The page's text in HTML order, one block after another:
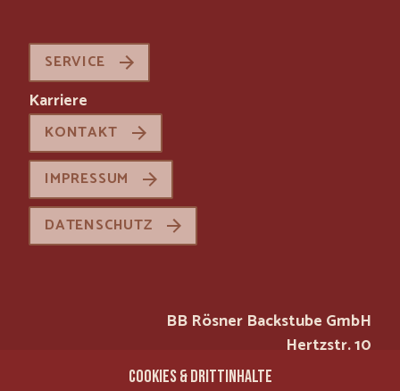
SERVICE
Karriere
KONTAKT
IMPRESSUM
DATENSCHUTZ
BB Rösner Backstube GmbH
Hertzstr. 10
97076 Würzburg
COOKIES & DRITTINHALTE